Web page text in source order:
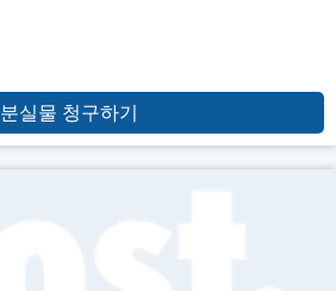
분실물 청구하기